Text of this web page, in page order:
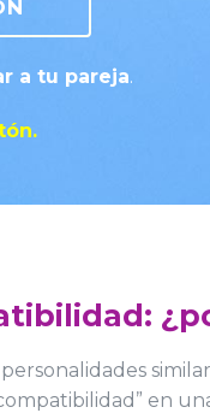
a tu pareja.
en